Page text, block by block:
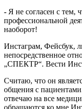
- Я не согласен с тем,
профессиональной
наоборот!
Инстаграм, Фейсбук,
непосредственное
„СПЕКТР“. Вести
Считаю, что он
общения с
отвечаю на все